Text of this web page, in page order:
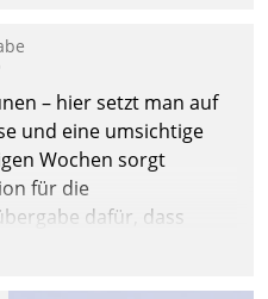
einen eigenen Kanal
– hier setzt man auf
und eine umsichtige
Wochen sorgt
für die
dafür, dass
und, so es sein muss,